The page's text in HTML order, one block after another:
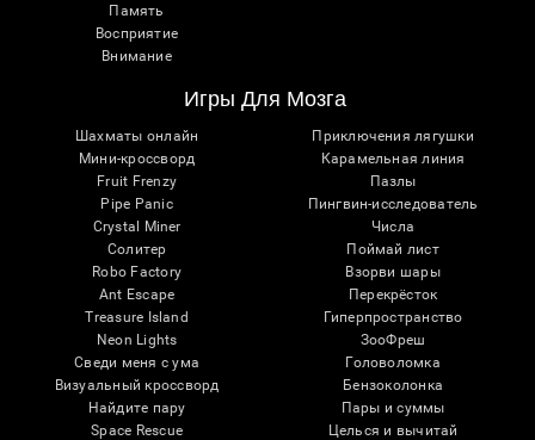
Память
Восприятие
Внимание
Игры Для Мозга
Шахматы онлайн
Мини-кроссворд
Fruit Frenzy
Pipe Panic
Crystal Miner
Солитер
Robo Factory
Ant Escape
Treasure Island
Neon Lights
Сведи меня с ума
Визуальный кроссворд
Найдите пару
Space Rescue
Приключения лягушки
Карамельная линия
Пазлы
Пингвин-исследователь
Числа
Поймай лист
Взорви шары
Перекрёсток
Гиперпространство
ЗооФреш
Головоломка
Бензоколонка
Пары и суммы
Целься и вычитай